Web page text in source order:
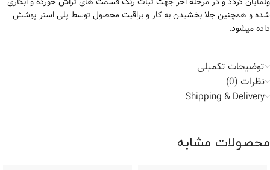
شده و همچنین جلا بخشیدن به کار و براقیت محصول توسط پلی استر پوشش
داده میشود.
توضیحات تکمیلی
نظرات (0)
Shipping & Delivery
محصولات مشابه